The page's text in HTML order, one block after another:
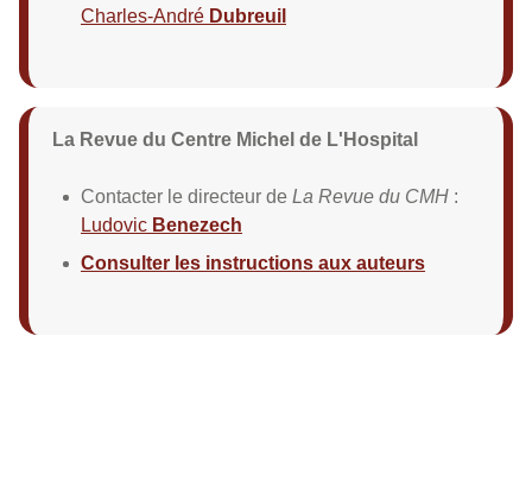
Charles-André Dubreuil
La Revue du Centre Michel de L'Hospital
Contacter le directeur de La Revue du CMH :
Ludovic Benezech
Consulter les instructions aux auteurs